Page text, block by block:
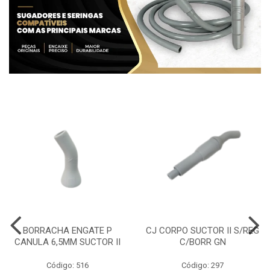
BORRACHA ENGATE P
CANULA 6,5MM SUCTOR II
Código: 516
CJ CORPO SUCTOR II S/REG
C/BORR GN
Código: 297